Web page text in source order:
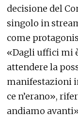
decisione del
singolo in
come
«Dagli uffici mi
attendere la
manifestazioni
ce n’erano»,
andiamo